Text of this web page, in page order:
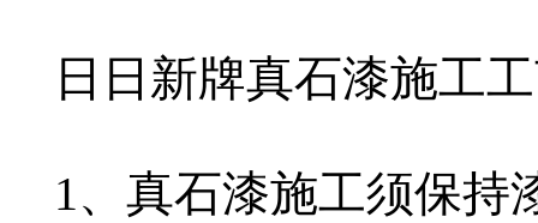
日日新牌真石漆施工
1、真石漆施工须保持